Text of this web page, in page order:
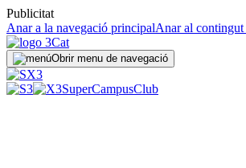
Publicitat
Anar a la navegació principalAnar al contingut
Obrir menu de navegació
SuperCampusClub